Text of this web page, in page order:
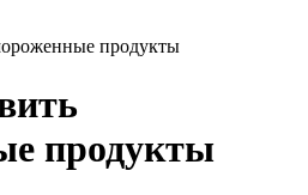
продукты
продукты